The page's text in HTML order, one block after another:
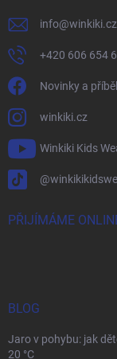
info@winkiki.cz
+420 606 654
Novinky a
winkiki.cz
Winkiki Kids
PŘIJÍMÁME
BLOG
Jaro v pohybu: jak
20 °C